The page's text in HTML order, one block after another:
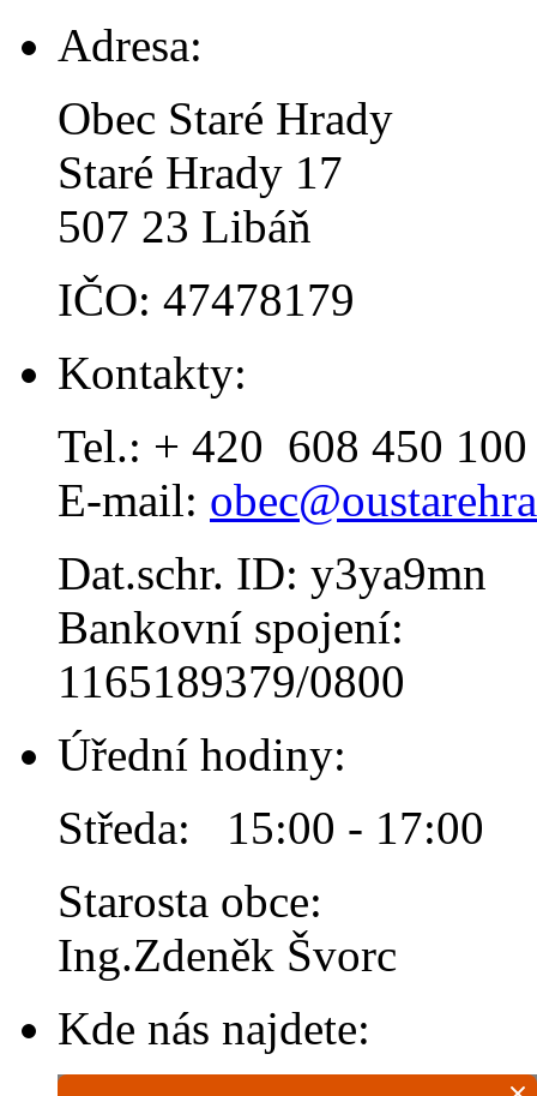
Adresa:
Obec Staré Hrady
Staré Hrady 17
507 23 Libáň
IČO: 47478179
Kontakty:
Tel.: + 420 608 450 100
E-mail:
Dat.schr. ID: y3ya9mn
Bankovní spojení:
1165189379/0800
Úřední hodiny:
Středa: 15:00 - 17:00
Starosta obce:
Ing.Zdeněk Švorc
Kde nás najdete: